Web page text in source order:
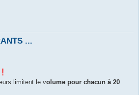
...
limitent le volume pour chacun à 20